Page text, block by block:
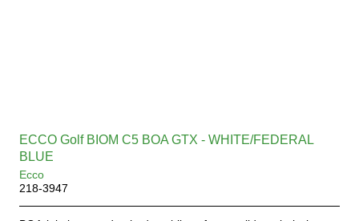
ECCO Golf BIOM C5 BOA GTX - WHITE/FEDERAL
BLUE
Ecco
218-3947